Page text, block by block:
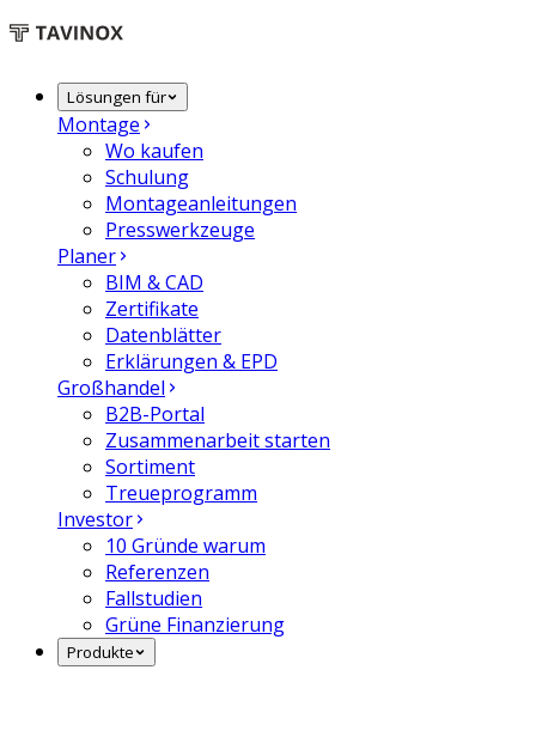
Lösungen für
Montage
Wo kaufen
Schulung
Montageanleitungen
Presswerkzeuge
Planer
BIM & CAD
Zertifikate
Datenblätter
Erklärungen & EPD
Großhandel
B2B-Portal
Zusammenarbeit starten
Sortiment
Treueprogramm
Investor
10 Gründe warum
Referenzen
Fallstudien
Grüne Finanzierung
Produkte